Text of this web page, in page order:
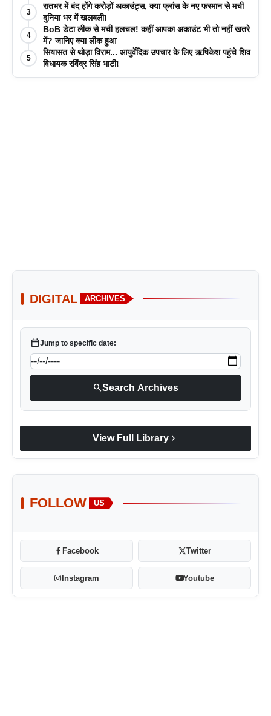
3
रातभर में बंद होंगे करोड़ों अकाउंट्स, क्या फ्रांस के नए फरमान से मची
दुनिया भर में खलबली!
4
BoB डेटा लीक से मची हलचल! कहीं आपका अकाउंट भी तो नहीं खतरे
में? जानिए क्या लीक हुआ
5
सियासत से थोड़ा विराम... आयुर्वेदिक उपचार के लिए ऋषिकेश पहुंचे शिव
विधायक रविंद्र सिंह भाटी!
DIGITAL ARCHIVES
calendar_todayJump to specific date:
searchSearch Archives
View Full Library chevron_right
FOLLOW US
Facebook Twitter
Instagram Youtube